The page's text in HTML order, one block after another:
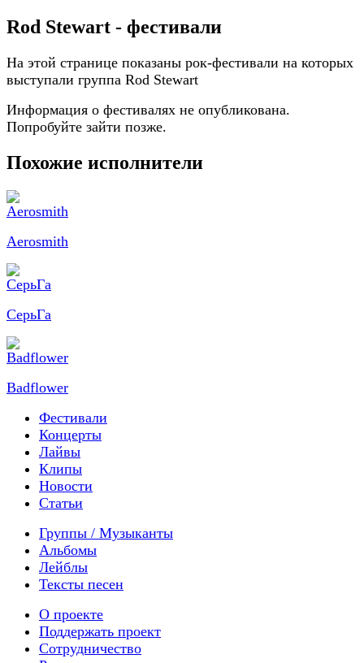
Rod Stewart - фестивали
На этой странице показаны рок-фестивали на которых
выступали группа Rod Stewart
Информация о фестивалях не опубликована.
Попробуйте зайти позже.
Похожие исполнители
Aerosmith
СерьГа
Badflower
Фестивали
Концерты
Лайвы
Клипы
Новости
Статьи
Группы / Музыканты
Альбомы
Лейблы
Тексты песен
О проекте
Поддержать проект
Сотрудничество